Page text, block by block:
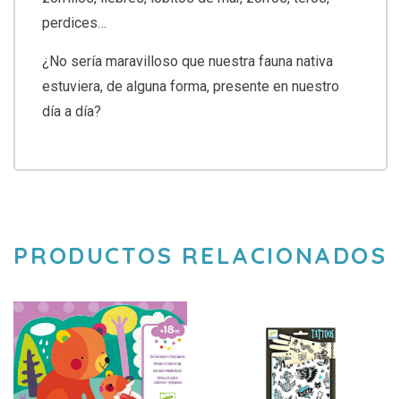
perdices…
¿No sería maravilloso que nuestra fauna nativa
estuviera, de alguna forma, presente en nuestro
día a día?
PRODUCTOS RELACIONADOS